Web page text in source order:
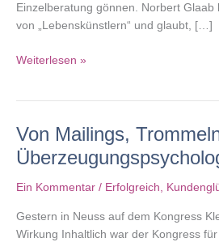
Einzelberatung gönnen. Norbert
von „Lebenskünstlern“ und glaubt, […]
Wunschkunden-
erste
Dutzend
ist
voll!
Weiterlesen »
Von Mailings,
Ein Kommentar / Erfolgreich,
Gestern in Neuss auf dem Kongress
Wirkung Inhaltlich war der Kongress